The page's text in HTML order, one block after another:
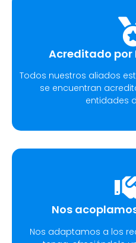
Acreditado por
Todos nuestros aliados
se encuentran
entidades
Nos
Nos adaptamos a los